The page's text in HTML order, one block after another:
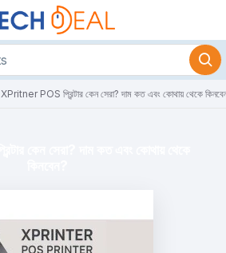
XPritner POS প্রিন্টার কেন সেরা? দাম কত এবং কোথায় থেকে